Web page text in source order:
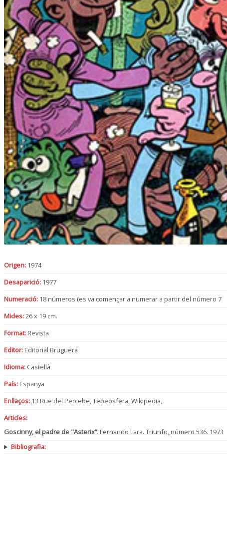
Origen: 1974
Desaparició: 1977
Numeració: 18 números (es va començar a numerar a partir del número 7
Mides:26 x 19 cm.
Format: Revista
Editor: Editorial Bruguera
Idioma: Castellà
País: Espanya
Enllaços: 13 Rue del Percebe,Tebeosfera,Wikipedia,
Articles:
Goscinny, el padre de "Asterix”. Fernando Lara. Triunfo, número 536. 1973
Bibliografia: